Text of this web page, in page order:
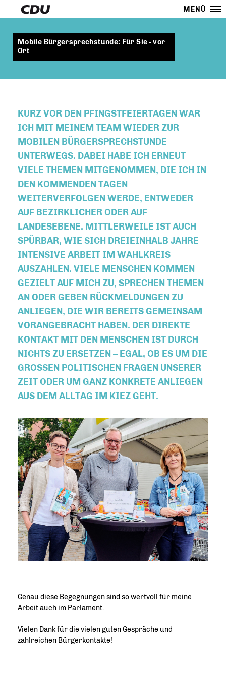
MENÜ
Mobile Bürgersprechstunde: Für Sie - vor
Ort
KURZ VOR DEN PFINGSTFEIERTAGEN WAR
ICH MIT MEINEM TEAM WIEDER ZUR
MOBILEN BÜRGERSPRECHSTUNDE
UNTERWEGS. DABEI HABE ICH ERNEUT
VIELE THEMEN MITGENOMMEN, DIE ICH IN
DEN KOMMENDEN TAGEN
WEITERVERFOLGEN WERDE, ENTWEDER
AUF BEZIRKLICHER ODER AUF
LANDESEBENE. MITTLERWEILE IST AUCH
SPÜRBAR, WIE SICH DREIEINHALB JAHRE
INTENSIVE ARBEIT IM WAHLKREIS
AUSZAHLEN. VIELE MENSCHEN KOMMEN
GEZIELT AUF MICH ZU, SPRECHEN THEMEN
AN ODER GEBEN RÜCKMELDUNGEN ZU
ANLIEGEN, DIE WIR BEREITS GEMEINSAM
VORANGEBRACHT HABEN. DER DIREKTE
KONTAKT MIT DEN MENSCHEN IST DURCH
NICHTS ZU ERSETZEN – EGAL, OB ES UM DIE
GROSSEN POLITISCHEN FRAGEN UNSERER Z
EIT ODER UM GANZ KONKRETE ANLIEGEN A
US DEM ALLTAG IM KIEZ GEHT.
Genau diese Begegnungen sind so wertvoll für meine
Arbeit auch im Parlament.
Vielen Dank für die vielen guten Gespräche und
zahlreichen Bürgerkontakte!